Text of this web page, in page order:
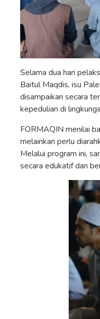
Selama dua hari
Baitul Maqdis, isu
disampaikan secara
kepedulian di
FORMAQIN menilai
melainkan perlu
Melalui program ini,
secara edukatif dan